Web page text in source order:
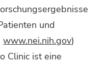
und
www.nei.nih.gov)
Clinic ist eine